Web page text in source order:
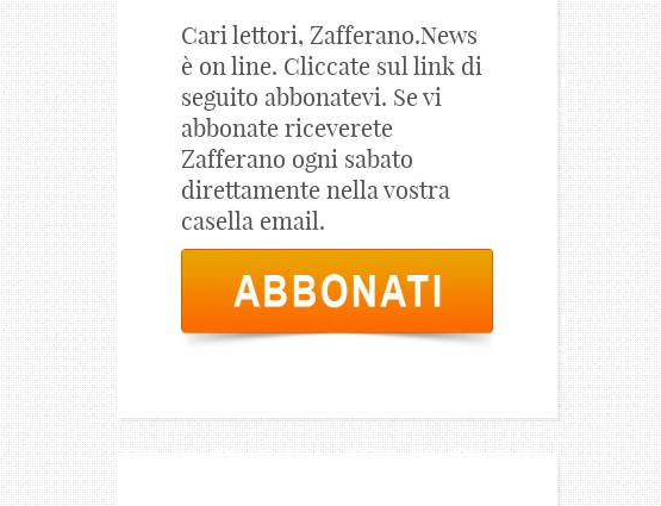
Cari lettori, Zafferano.News
è on line. Cliccate sul link di
seguito abbonatevi. Se vi
abbonate riceverete
Zafferano ogni sabato
direttamente nella vostra
casella email.